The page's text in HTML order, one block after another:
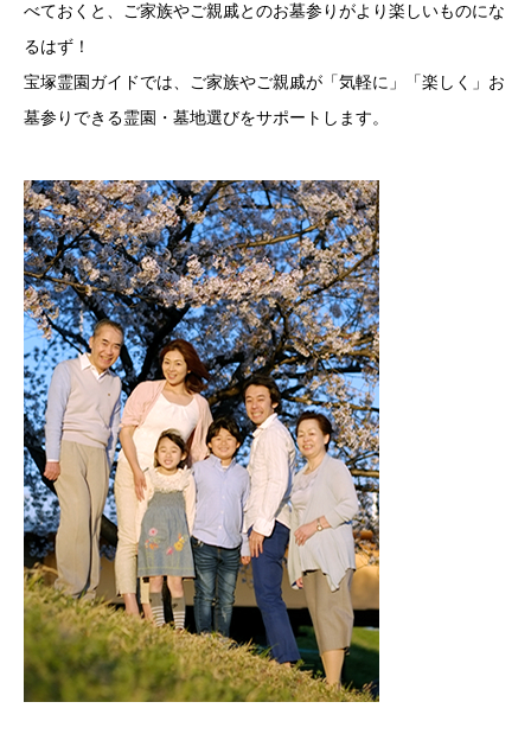
べておくと、ご家族やご親戚とのお墓参りがより楽しいものにな
るはず！
宝塚霊園ガイドでは、ご家族やご親戚が「気軽に」「楽しく」お
墓参りできる霊園・墓地選びをサポートします。